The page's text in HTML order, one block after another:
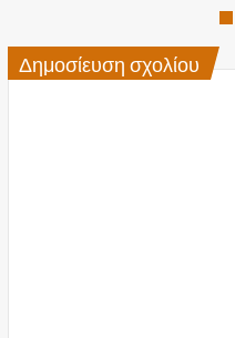
Δημοσίευση σχολίου